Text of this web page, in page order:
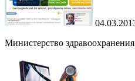
Министерство